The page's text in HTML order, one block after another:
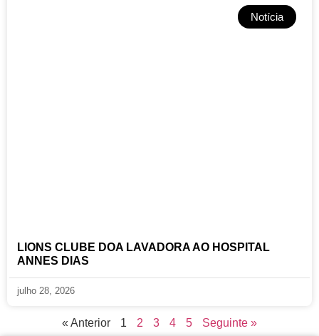
Notícia
LIONS CLUBE DOA LAVADORA AO HOSPITAL
ANNES DIAS
julho 28, 2026
« Anterior 1 2 3 4 5 Seguinte »